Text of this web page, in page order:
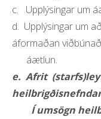
c. Upplýsingar um
d. Upplýsingar um
áformaðan
áætlun.
e. Afrit
Í umsögn
Yfirlit